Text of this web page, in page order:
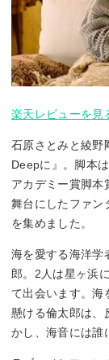
楽天レビューを見
石原さとみと綾野
Deepに』。脚本
アカデミー賞脚本
舞台にしたファン
を集めました。
海を愛する海洋学
郎。2人は星ヶ浜
て出会います。海
懸ける倫太郎は、
かし、海音には